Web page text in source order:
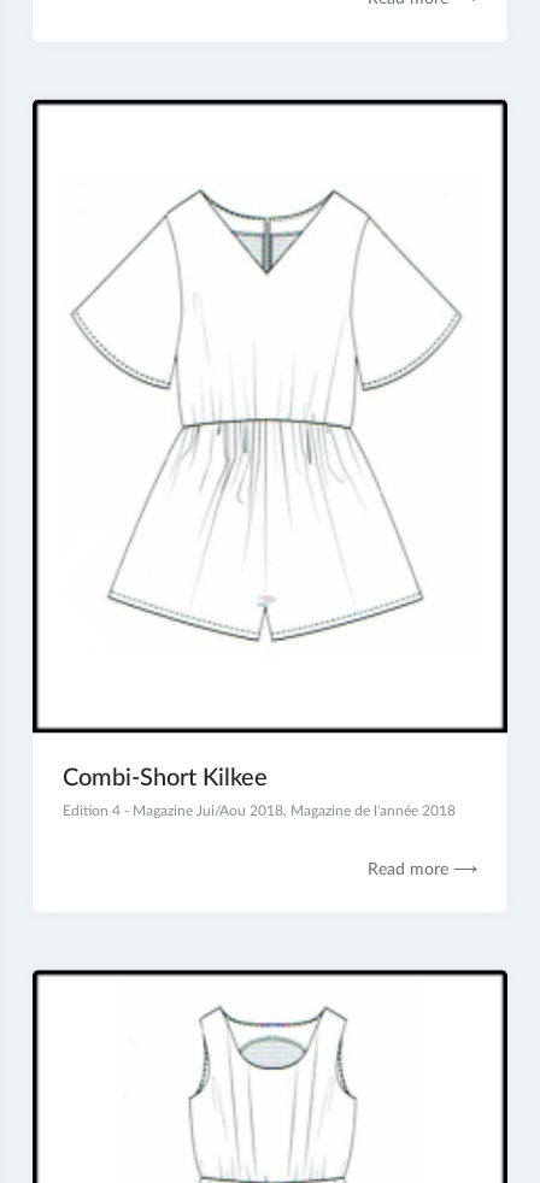
Combi-Short Kilkee
27
Edition 4 - Magazine Jui/Aou 2018, Magazine de l'année 2018
Read more ⟶